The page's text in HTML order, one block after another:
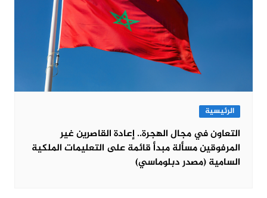
الرئيسية
التعاون في مجال الهجرة.. إعادة القاصرين غير
المرفوقين مسألة مبدأ قائمة على التعليمات الملكية
السامية (مصدر دبلوماسي)